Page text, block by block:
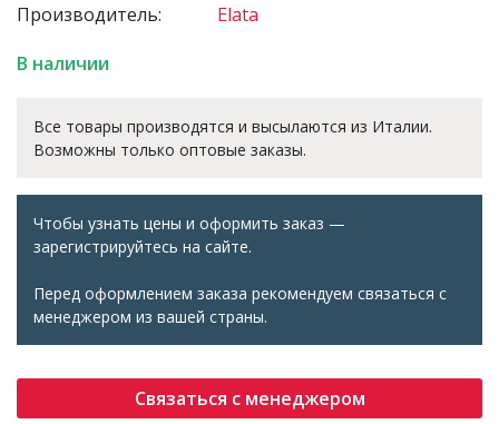
Производитель:
Elata
В наличии
Все товары производятся и высылаются из Италии.
Возможны только оптовые заказы.
Чтобы узнать цены и оформить заказ —
зарегистрируйтесь на сайте.
Перед оформлением заказа рекомендуем связаться с
менеджером из вашей страны.
Связаться с менеджером